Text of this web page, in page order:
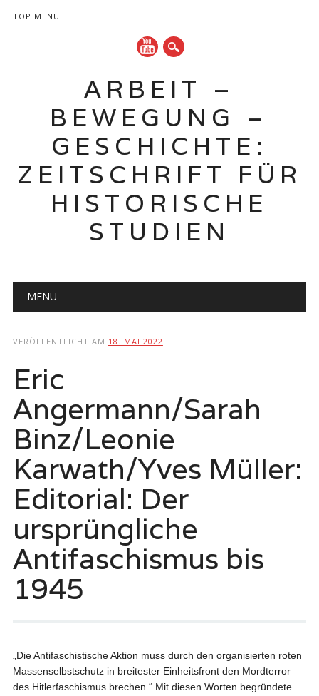
TOP MENU
ARBEIT –
BEWEGUNG –
GESCHICHTE:
ZEITSCHRIFT FÜR
HISTORISCHE
STUDIEN
Hauptmenü
MENU
VERÖFFENTLICHT AM 18. MAI 2022
Eric
Angermann/Sarah
Binz/Leonie
Karwath/Yves Müller:
Editorial: Der
ursprüngliche
Antifaschismus bis
1945
„Die Antifaschistische Aktion muss durch den organisierten roten
Massenselbstschutz in breitester Einheitsfront den Mordterror
des Hitlerfaschismus brechen.“ Mit diesen Worten begründete